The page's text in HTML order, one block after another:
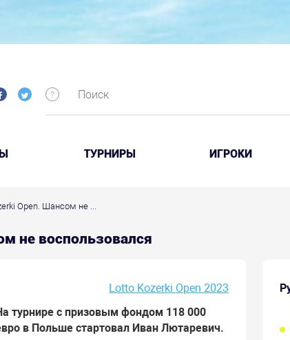
ТУРНИРЫ ИГРОКИ
Open. Шансом не ...
не воспользовался
Lotto Kozerki Open 2023
турнире с призовым фондом 118 000
в Польше стартовал Иван Лютаревич.